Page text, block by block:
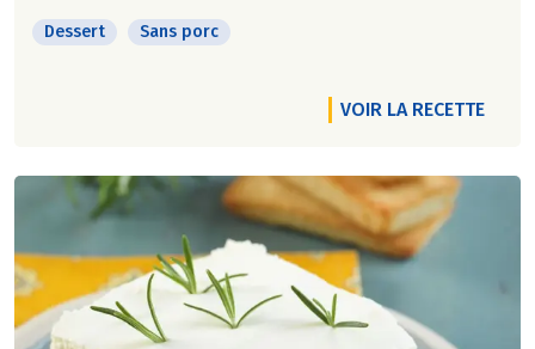
Dessert Sans porc
VOIR LA RECETTE